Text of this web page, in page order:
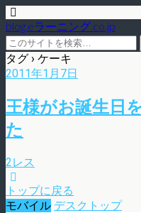
blog.eラーニング.co.jp
タグ › ケーキ
2011年1月7日
王様がお誕生日
た
2レス
トップに戻る
モバイル デスクトップ